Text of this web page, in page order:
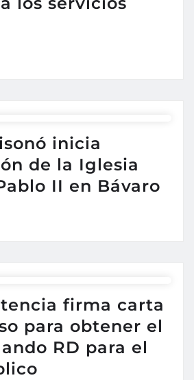
inicia
de la Iglesia
II en Bávaro
firma carta
para obtener el
RD para el